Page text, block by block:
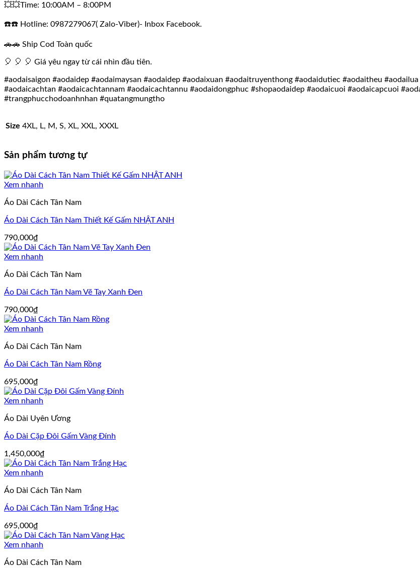
💥💥Time: 10:00AM – 8:00PM
☎️☎️ Hotline: 0987279067( Zalo-Viber)- Inbox Facebook.
🚗🚗 Ship Cod Toàn quốc
🎈 🎈 🎈 Giá yêu ngay từ cái nhìn đầu tiên.
#aodaisaigon #aodaidep #aodaimaysan #aodaidep #aodaixuan #aodaitruyenthong #aodaidutiec #aodaitheu
#aodaicachtan #aodaicachtannam #aodaicachtannu #aodaidongphuc #shopaodaidep #aodaicuoi #aodaicapcuoi
#trangphucchodoanhnhan #quatangmungtho
Size 4XL, L, M, S, XL, XXL, XXXL
Sản phẩm tương tự
Xem nhanh
Áo Dài Cách Tân Nam
Áo Dài Cách Tân Nam Thiết Kế Gấm NHẬT ANH
790,000₫
Xem nhanh
Áo Dài Cách Tân Nam
Áo Dài Cách Tân Nam Vẽ Tay Xanh Đen
790,000₫
Xem nhanh
Áo Dài Cách Tân Nam
Áo Dài Cách Tân Nam Rồng
695,000₫
Xem nhanh
Áo Dài Uyên Ương
Áo Dài Cặp Đôi Gấm Vàng Đính
1,450,000₫
Xem nhanh
Áo Dài Cách Tân Nam
Áo Dài Cách Tân Nam Trắng Hạc
695,000₫
Xem nhanh
Áo Dài Cách Tân Nam